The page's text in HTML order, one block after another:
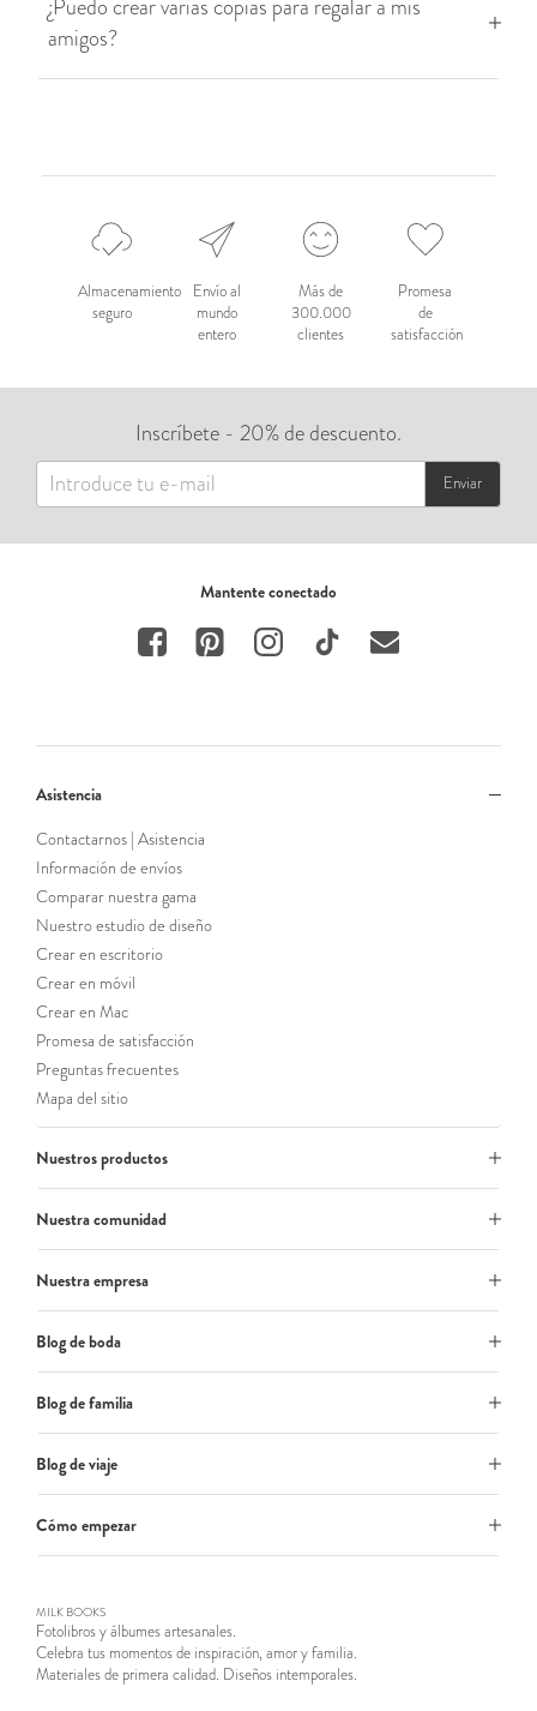
¿Puedo crear varias copias para regalar a mis
amigos?
Almacenamiento
seguro
Envío al
mundo
entero
Más de
300.000
clientes
Promesa
de
satisfacción
Inscríbete - 20% de descuento.
Enviar
Mantente conectado
Asistencia
Contactarnos | Asistencia
Información de envíos
Comparar nuestra gama
Nuestro estudio de diseño
Crear en escritorio
Crear en móvil
Crear en Mac
Promesa de satisfacción
Preguntas frecuentes
Mapa del sitio
Nuestros productos
Nuestra comunidad
Nuestra empresa
Blog de boda
Blog de familia
Blog de viaje
Cómo empezar
MILK BOOKS
Fotolibros y álbumes artesanales.
Celebra tus momentos de inspiración, amor y familia.
Materiales de primera calidad. Diseños intemporales.